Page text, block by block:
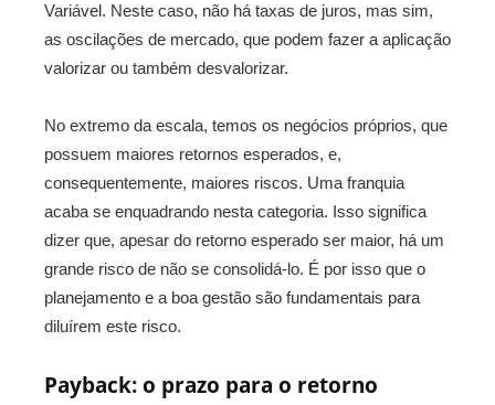
Variável. Neste caso, não há taxas de juros, mas sim,
as oscilações de mercado, que podem fazer a aplicação
valorizar ou também desvalorizar.
No extremo da escala, temos os negócios próprios, que
possuem maiores retornos esperados, e,
consequentemente, maiores riscos. Uma franquia
acaba se enquadrando nesta categoria. Isso significa
dizer que, apesar do retorno esperado ser maior, há um
grande risco de não se consolidá-lo. É por isso que o
planejamento e a boa gestão são fundamentais para
diluírem este risco.
Payback: o prazo para o retorno